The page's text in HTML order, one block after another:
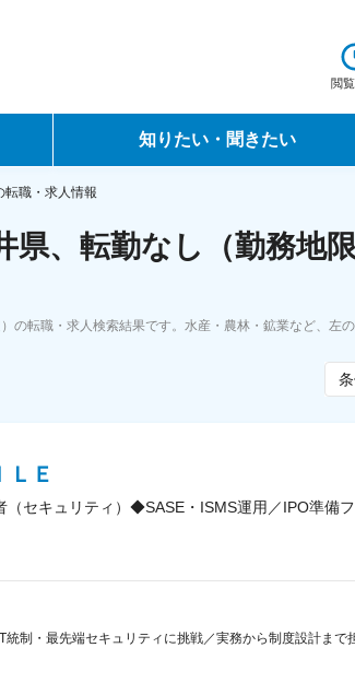
閲
知りたい・聞きたい
転職ノウハウ
データで見る転職
転職・求人情報
県、転勤なし（勤務地
の転職・求人検索結果です。水産・農林・鉱業など、左
Ｅ
（セキュリティ）◆SASE・ISMS運用／IPO準備
統制・最先端セキュリティに挑戦／実務から制度設計まで